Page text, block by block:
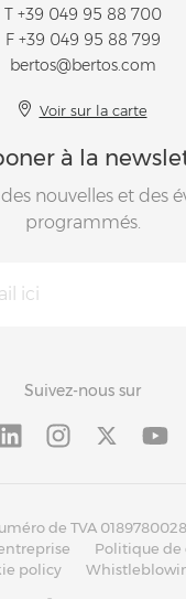
T +39 049 95 88 700
F +39 049 95 88 799
bertos@bertos.com
Voir sur la carte
à la
nouvelles et des
programmés.
Suivez-nous sur
de TVA
Politique
policy